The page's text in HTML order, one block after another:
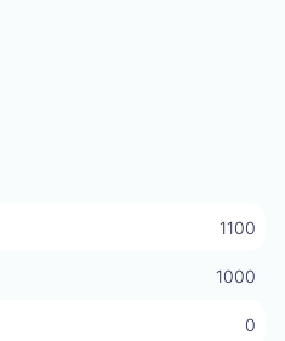
1100
1000
0